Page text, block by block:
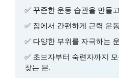
✅ 꾸준한 운동 습관을 만들
✅ 집에서 간편하게 근력 운
✅ 다양한 부위를 자극하는
✅ 초보자부터 숙련자까지
찾는 분.